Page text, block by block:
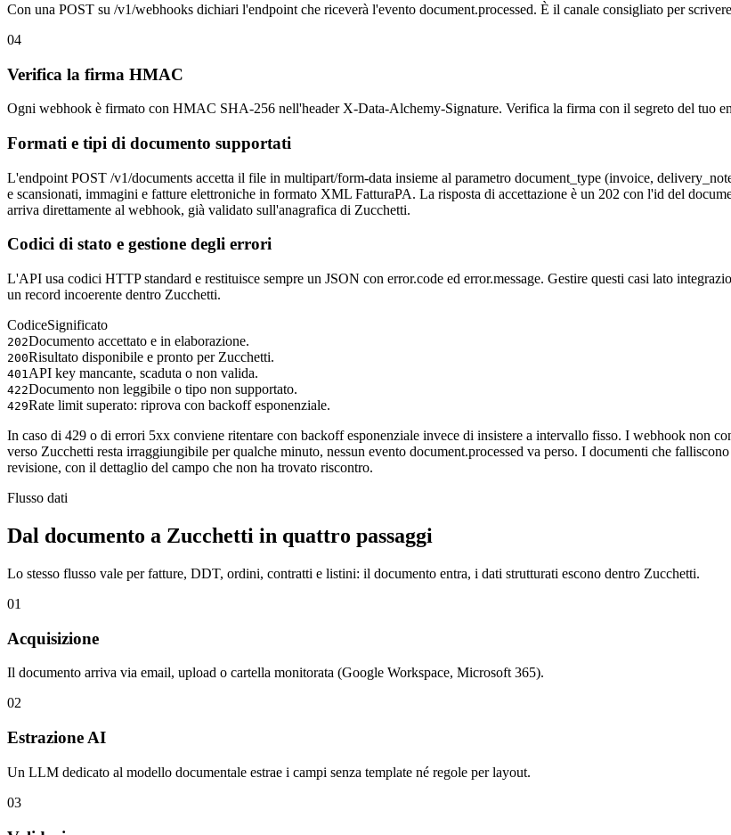
Con una POST su /v1/webhooks dichiari l'endpoint che riceverà l'evento document.processed. È il canale consigliato per
04
Verifica la firma HMAC
Ogni webhook è firmato con HMAC SHA-256 nell'header X-Data-Alchemy-Signature. Verifica la firma con il segreto del tuo
Formati e tipi di documento supportati
L'endpoint POST /v1/documents accetta il file in multipart/form-data insieme al parametro document_type (invoice,
e scansionati, immagini e fatture elettroniche in formato XML FatturaPA. La risposta di accettazione è un 202 con l'id del
arriva direttamente al webhook, già validato sull'anagrafica di Zucchetti.
Codici di stato e gestione degli errori
L'API usa codici HTTP standard e restituisce sempre un JSON con error.code ed error.message. Gestire questi casi lato
un record incoerente dentro Zucchetti.
CodiceSignificato
202Documento accettato e in elaborazione.
200Risultato disponibile e pronto per Zucchetti.
401API key mancante, scaduta o non valida.
422Documento non leggibile o tipo non supportato.
429Rate limit superato: riprova con backoff esponenziale.
In caso di 429 o di errori 5xx conviene ritentare con backoff esponenziale invece di insistere a intervallo fisso. I webhook non
verso Zucchetti resta irraggiungibile per qualche minuto, nessun evento document.processed va perso. I documenti che
revisione, con il dettaglio del campo che non ha trovato riscontro.
Flusso dati
Dal documento a Zucchetti in quattro passaggi
Lo stesso flusso vale per fatture, DDT, ordini, contratti e listini: il documento entra, i dati strutturati escono dentro Zucchetti.
01
Acquisizione
Il documento arriva via email, upload o cartella monitorata (Google Workspace, Microsoft 365).
02
Estrazione AI
Un LLM dedicato al modello documentale estrae i campi senza template né regole per layout.
03